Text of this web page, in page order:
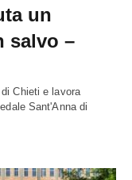
un
salvo –
Chieti e lavora
Sant'Anna di